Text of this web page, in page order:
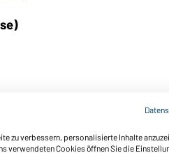
zu verbessern, personalisierte Inhalte
verwendeten Cookies öffnen Sie die